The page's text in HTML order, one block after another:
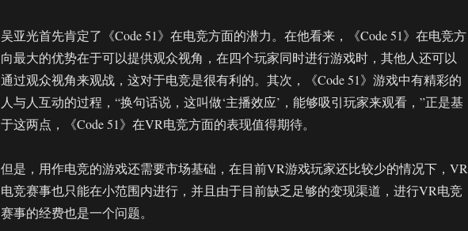
吴亚光首先肯定了《Code 51》在电竞方面的潜力。在他看来，《Code 51》在电竞方
向最大的优势在于可以提供观众视角，在四个玩家同时进行游戏时，其他人还可以
通过观众视角来观战，这对于电竞是很有利的。其次，《Code 51》游戏中有精彩的
人与人互动的过程，“换句话说，这叫做‘主播效应’，能够吸引玩家来观看，”正是基
于这两点，《Code 51》在VR电竞方面的表现值得期待。
但是，用作电竞的游戏还需要市场基础，在目前VR游戏玩家还比较少的情况下，VR
电竞赛事也只能在小范围内进行，并且由于目前缺乏足够的变现渠道，进行VR电竞
赛事的经费也是一个问题。